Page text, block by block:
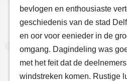
bevlogen en enthousiaste
geschiedenis van de stad
en oor voor eenieder in de
omgang. Dagindeling was
met het feit dat de
windstreken komen. Rustige